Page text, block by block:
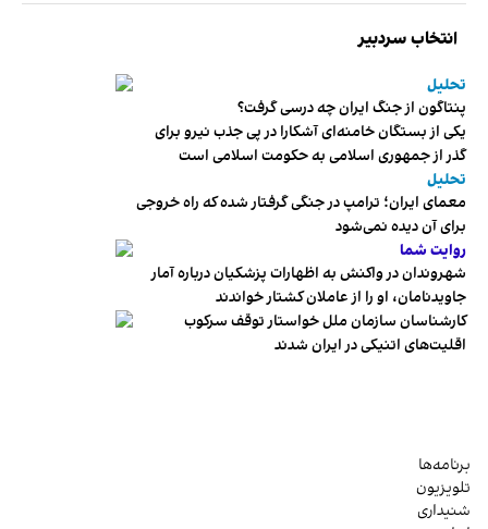
انتخاب سردبیر
تحلیل
پنتاگون از جنگ ایران چه درسی گرفت؟
یکی از بستگان خامنه‌ای آشکارا در پی جذب نیرو برای
گذر از جمهوری اسلامی به حکومت اسلامی است
تحلیل
معمای ایران؛ ترامپ در جنگی گرفتار شده که راه خروجی
برای آن دیده نمی‌شود
روایت شما
شهروندان در واکنش به اظهارات پزشکیان درباره آمار
جاویدنامان، او را از عاملان کشتار خواندند
کارشناسان سازمان ملل خواستار توقف سرکوب
اقلیت‌های اتنیکی در ایران شدند
برنامه‌ها
تلویزیون
شنیداری